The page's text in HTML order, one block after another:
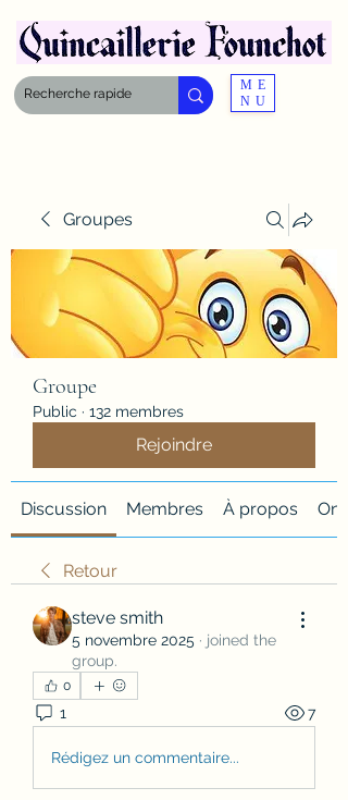
ME
NU
Groupes
Groupe
Public · 132 membres
Rejoindre
Discussion Membres À propos
Retour
steve smith
5 novembre 2025 · joined the
group.
0
1 7
Rédigez un commentaire...